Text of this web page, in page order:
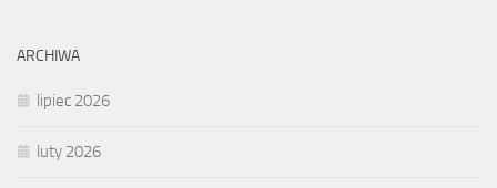
ARCHIWA
lipiec 2026
luty 2026